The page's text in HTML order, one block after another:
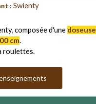
: Swienty
composée d'une
cm.
roulettes.